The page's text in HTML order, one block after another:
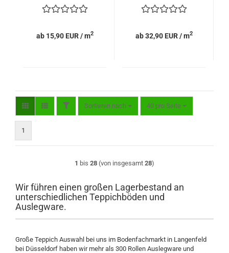
ab 15,90 EUR / m2 ab 32,90 EUR / m2
FILTERSortieren nach
Sortieren nach 40 pro Seite
pro Seite
1
1 bis 28 (von insgesamt 28)
Wir führen einen großen Lagerbestand an
unterschiedlichen Teppichböden und
Auslegware.
Große Teppich Auswahl bei uns im Bodenfachmarkt in Langenfeld
bei Düsseldorf haben wir mehr als 300 Rollen Auslegware und